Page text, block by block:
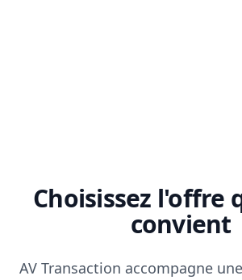
Choisissez l'offre
convient
AV Transaction accompagne